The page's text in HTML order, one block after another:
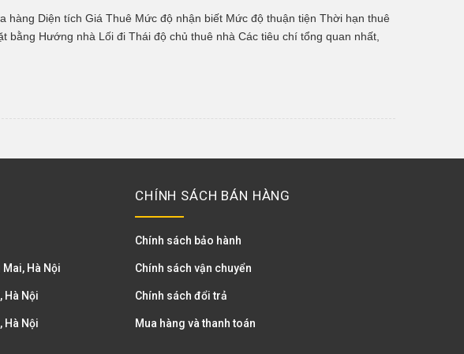
hàng Diện tích Giá Thuê Mức độ nhận biết Mức độ thuận tiện Thời hạn thuê
bằng Hướng nhà Lối đi Thái độ chủ thuê nhà Các tiêu chí tổng quan nhất,
xác định nhanh các tiêu […]
Hà Nội
Hà Nội
Hà Nội
CHÍNH SÁCH BÁN HÀNG
Chính sách bảo hành
Chính sách vận chuyển
Chính sách đổi trả
Mua hàng và thanh toán